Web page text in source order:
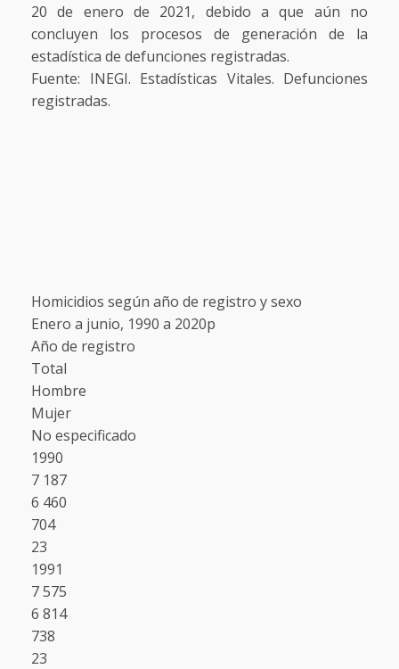
20 de enero de 2021, debido a que aún no
concluyen los procesos de generación de la
estadística de defunciones registradas.
Fuente: INEGI. Estadísticas Vitales. Defunciones
registradas.
Homicidios según año de registro y sexo
Enero a junio, 1990 a 2020p
Año de registro
Total
Hombre
Mujer
No especificado
1990
7 187
6 460
704
23
1991
7 575
6 814
738
23